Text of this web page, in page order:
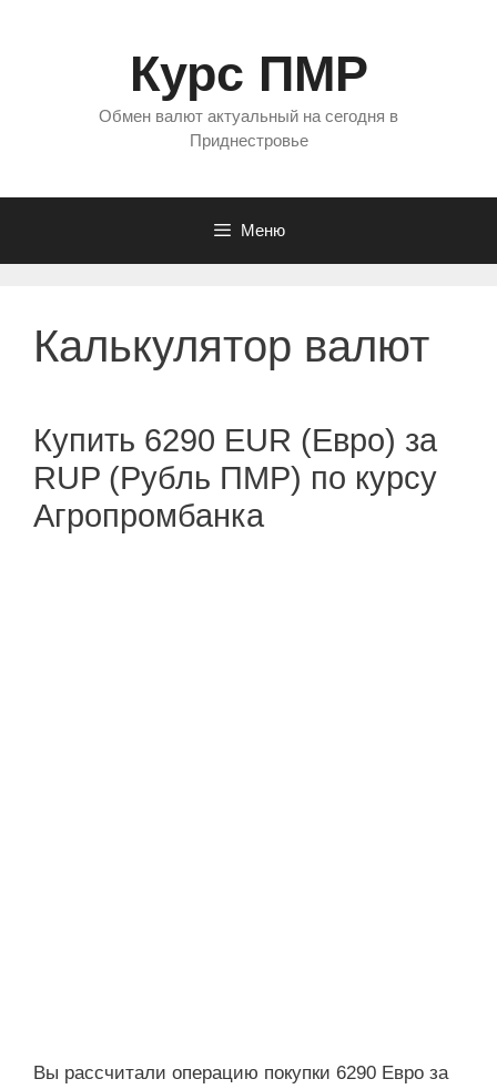
Курс ПМР
Обмен валют актуальный на сегодня в
Приднестровье
Меню
Калькулятор валют
Купить 6290 EUR (Евро) за
RUP (Рубль ПМР) по курсу
Агропромбанка
Вы рассчитали операцию покупки 6290 Евро за